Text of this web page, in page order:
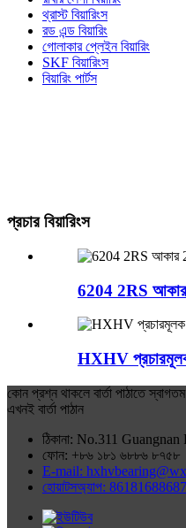
থ্রাস্ট বিয়ারিংস
রড এন্ড বিয়ারিং
গোলাকার প্লেইন বিয়ারিং
SKF বিয়ারিংস
বিয়ারিং পার্টস
প্রচার বিয়ারিংস
6204 2RS আকার
HXHV প্রচারমূলক
কোন প্রশ্ন থাকলে বার্তা পাঠাতে
এখনই বার্তা পাঠান
ঠিকানা: No.311
ফোন: +৮৬ ১৮১ ৬৮৮৬ ৮৭৫৮
E-mail:
হোয়াটসঅ্যাপ: